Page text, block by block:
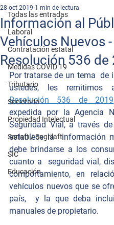
Todas las entradas
Laboral
Contratación estatal
Medidas COVID 19
Tributario
Societario
Propiedad Intelectual
Sarlaft / Sagrilaft
SIC
Educación
Información al
Vehículos Nuevos -
Resolución 536 de
28 oct 2019 1 min de lectura
Por tratarse de un tema  de
Resolución 536 de 2019
expedida por la Agencia
Seguridad Vial, a través
establece la  información
debe brindarse a los
cuanto a  seguridad vial,
comportamiento, en
vehículos nuevos que se
país,  y la que deba
manuales de propietario.